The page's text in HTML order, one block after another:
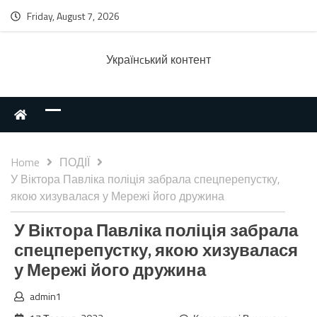
Friday, August 7, 2026
Українcький контент
Home
ПОДІЇ
У Віктора Павліка поліція забрала спецперепустку,
якою хизувалася у Мережі його дружина
У Віктора Павліка поліція забрала
спецперепустку, якою хизувалася
у Мережі його дружина
admin1